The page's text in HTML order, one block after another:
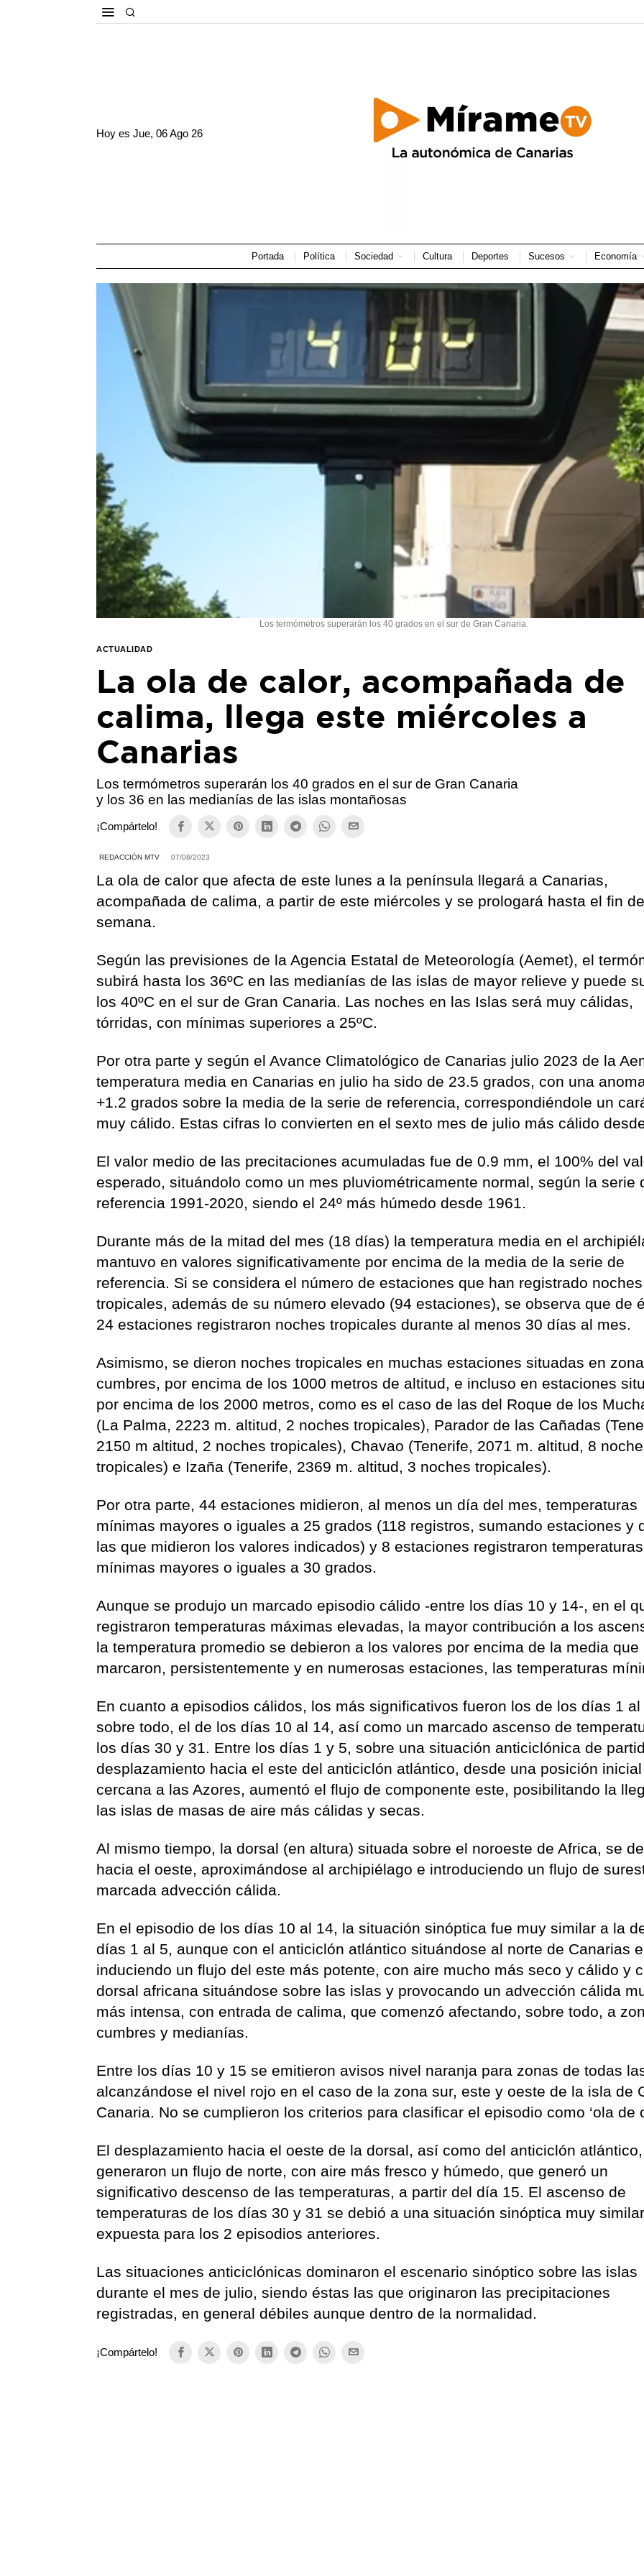
Hoy esJue, 06 Ago 26
Portada Política Sociedad Cultura Deportes Sucesos Economía
Los termómetros superarán los 40 grados en el sur de Gran Canaria.
ACTUALIDAD
La ola de calor, acompañada de
calima, llega este miércoles a
Canarias
Los termómetros superarán los 40 grados en el sur de Gran Canaria
y los 36 en las medianías de las islas montañosas
¡Compártelo!
REDACCIÓN MTV 07/08/2023
La ola de calor que afecta de este lunes a la península llegará a Canarias,
acompañada de calima, a partir de este miércoles y se prologará hasta el fin de
semana.
Según las previsiones de la Agencia Estatal de Meteorología (Aemet), el
subirá hasta los 36ºC en las medianías de las islas de mayor relieve y puede
los 40ºC en el sur de Gran Canaria. Las noches en las Islas será muy cálidas,
tórridas, con mínimas superiores a 25ºC.
Por otra parte y según el Avance Climatológico de Canarias julio 2023 de la
temperatura media en Canarias en julio ha sido de 23.5 grados, con una
+1.2 grados sobre la media de la serie de referencia, correspondiéndole un
muy cálido. Estas cifras lo convierten en el sexto mes de julio más cálido
El valor medio de las precitaciones acumuladas fue de 0.9 mm, el 100% del
esperado, situándolo como un mes pluviométricamente normal, según la serie
referencia 1991-2020, siendo el 24º más húmedo desde 1961.
Durante más de la mitad del mes (18 días) la temperatura media en el
mantuvo en valores significativamente por encima de la media de la serie de
referencia. Si se considera el número de estaciones que han registrado noches
tropicales, además de su número elevado (94 estaciones), se observa que de
24 estaciones registraron noches tropicales durante al menos 30 días al mes.
Asimismo, se dieron noches tropicales en muchas estaciones situadas en
cumbres, por encima de los 1000 metros de altitud, e incluso en estaciones
por encima de los 2000 metros, como es el caso de las del Roque de los
(La Palma, 2223 m. altitud, 2 noches tropicales), Parador de las Cañadas
2150 m altitud, 2 noches tropicales), Chavao (Tenerife, 2071 m. altitud, 8
tropicales) e Izaña (Tenerife, 2369 m. altitud, 3 noches tropicales).
Por otra parte, 44 estaciones midieron, al menos un día del mes, temperaturas
mínimas mayores o iguales a 25 grados (118 registros, sumando estaciones y
las que midieron los valores indicados) y 8 estaciones registraron temperaturas
mínimas mayores o iguales a 30 grados.
Aunque se produjo un marcado episodio cálido -entre los días 10 y 14-, en el
registraron temperaturas máximas elevadas, la mayor contribución a los
la temperatura promedio se debieron a los valores por encima de la media que
marcaron, persistentemente y en numerosas estaciones, las temperaturas
En cuanto a episodios cálidos, los más significativos fueron los de los días 1 al
sobre todo, el de los días 10 al 14, así como un marcado ascenso de
los días 30 y 31. Entre los días 1 y 5, sobre una situación anticiclónica de
desplazamiento hacia el este del anticiclón atlántico, desde una posición inicial
cercana a las Azores, aumentó el flujo de componente este, posibilitando la
las islas de masas de aire más cálidas y secas.
Al mismo tiempo, la dorsal (en altura) situada sobre el noroeste de Africa, se
hacia el oeste, aproximándose al archipiélago e introduciendo un flujo de
marcada advección cálida.
En el episodio de los días 10 al 14, la situación sinóptica fue muy similar a la
días 1 al 5, aunque con el anticiclón atlántico situándose al norte de Canarias e
induciendo un flujo del este más potente, con aire mucho más seco y cálido y
dorsal africana situándose sobre las islas y provocando un advección cálida
más intensa, con entrada de calima, que comenzó afectando, sobre todo, a
cumbres y medianías.
Entre los días 10 y 15 se emitieron avisos nivel naranja para zonas de todas
alcanzándose el nivel rojo en el caso de la zona sur, este y oeste de la isla de
Canaria. No se cumplieron los criterios para clasificar el episodio como ‘ola de
El desplazamiento hacia el oeste de la dorsal, así como del anticiclón atlántico,
generaron un flujo de norte, con aire más fresco y húmedo, que generó un
significativo descenso de las temperaturas, a partir del día 15. El ascenso de
temperaturas de los días 30 y 31 se debió a una situación sinóptica muy
expuesta para los 2 episodios anteriores.
Las situaciones anticiclónicas dominaron el escenario sinóptico sobre las islas
durante el mes de julio, siendo éstas las que originaron las precipitaciones
registradas, en general débiles aunque dentro de la normalidad.
¡Compártelo!